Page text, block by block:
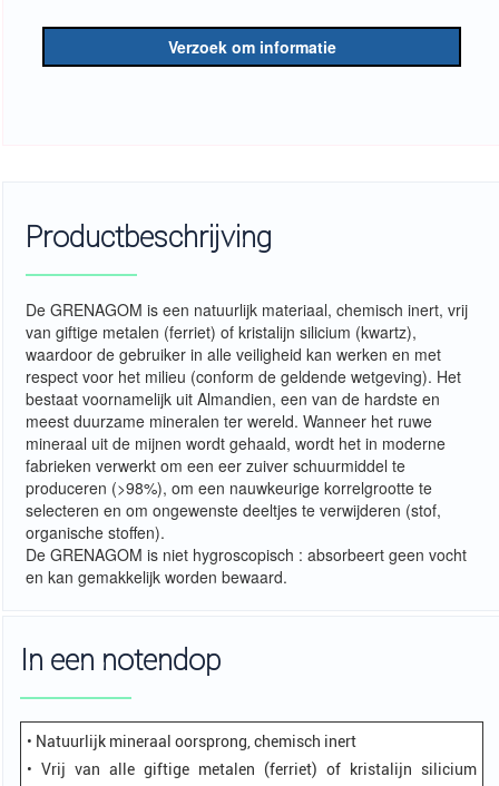
Verzoek om informatie
Productbeschrijving
De GRENAGOM is een natuurlijk materiaal, chemisch inert, vrij
van giftige metalen (ferriet) of kristalijn silicium (kwartz),
waardoor de gebruiker in alle veiligheid kan werken en met
respect voor het milieu (conform de geldende wetgeving). Het
bestaat voornamelijk uit Almandien, een van de hardste en
meest duurzame mineralen ter wereld. Wanneer het ruwe
mineraal uit de mijnen wordt gehaald, wordt het in moderne
fabrieken verwerkt om een eer zuiver schuurmiddel te
produceren (>98%), om een nauwkeurige korrelgrootte te
selecteren en om ongewenste deeltjes te verwijderen (stof,
organische stoffen).
De GRENAGOM is niet hygroscopisch : absorbeert geen vocht
en kan gemakkelijk worden bewaard.
In een notendop
• Natuurlijk mineraal oorsprong, chemisch inert
• Vrij van alle giftige metalen (ferriet) of kristalijn silicium